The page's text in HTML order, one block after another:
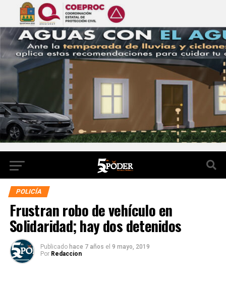
POLICÍA
Frustran robo de vehículo en
Solidaridad; hay dos detenidos
Publicado hace 7 años el 9 mayo, 2019
Por Redaccion